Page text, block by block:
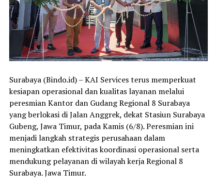
Surabaya (Bindo.id) – KAI Services terus memperkuat
kesiapan operasional dan kualitas layanan melalui
peresmian Kantor dan Gudang Regional 8 Surabaya
yang berlokasi di Jalan Anggrek, dekat Stasiun Surabaya
Gubeng, Jawa Timur, pada Kamis (6/8). Peresmian ini
menjadi langkah strategis perusahaan dalam
meningkatkan efektivitas koordinasi operasional serta
mendukung pelayanan di wilayah kerja Regional 8
Surabaya. Jawa Timur.